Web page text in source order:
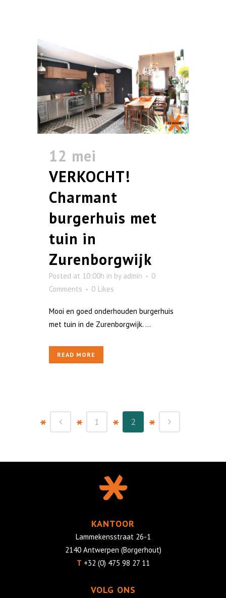
12 mei
VERKOCHT!
Charmant
burgerhuis met
tuin in
Zurenborgwijk
Posted at 10:00h in by admin
0
Comments
0 Likes
Mooi en goed onderhouden burgerhuis
met tuin in de Zurenborgwijk. ...
READ MORE
1 2
KANTOOR
Lammekensstraat 26-1
2140 Antwerpen (Borgerhout)
T +32 (0) 475 98 27 11
VOLG ONS